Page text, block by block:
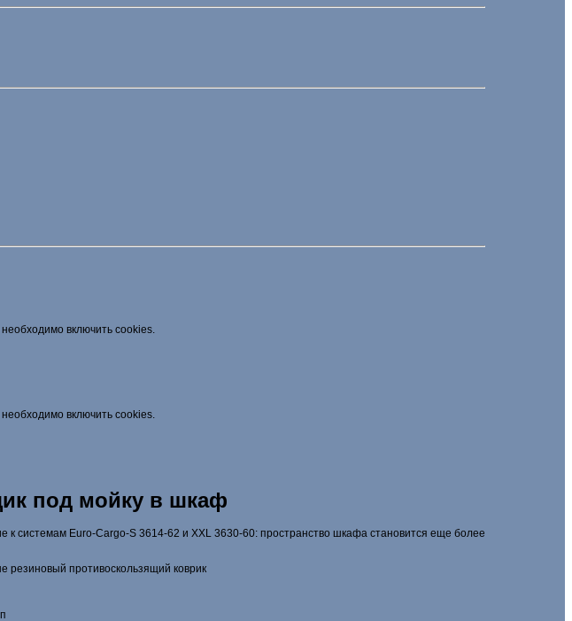
включить cookies.
включить cookies.
под мойку в шкаф
систе­мам Euro-Cargo-S 3614-62 и XXL 3630-60: пространство шкафа становится еще более
противо­скользящий коврик